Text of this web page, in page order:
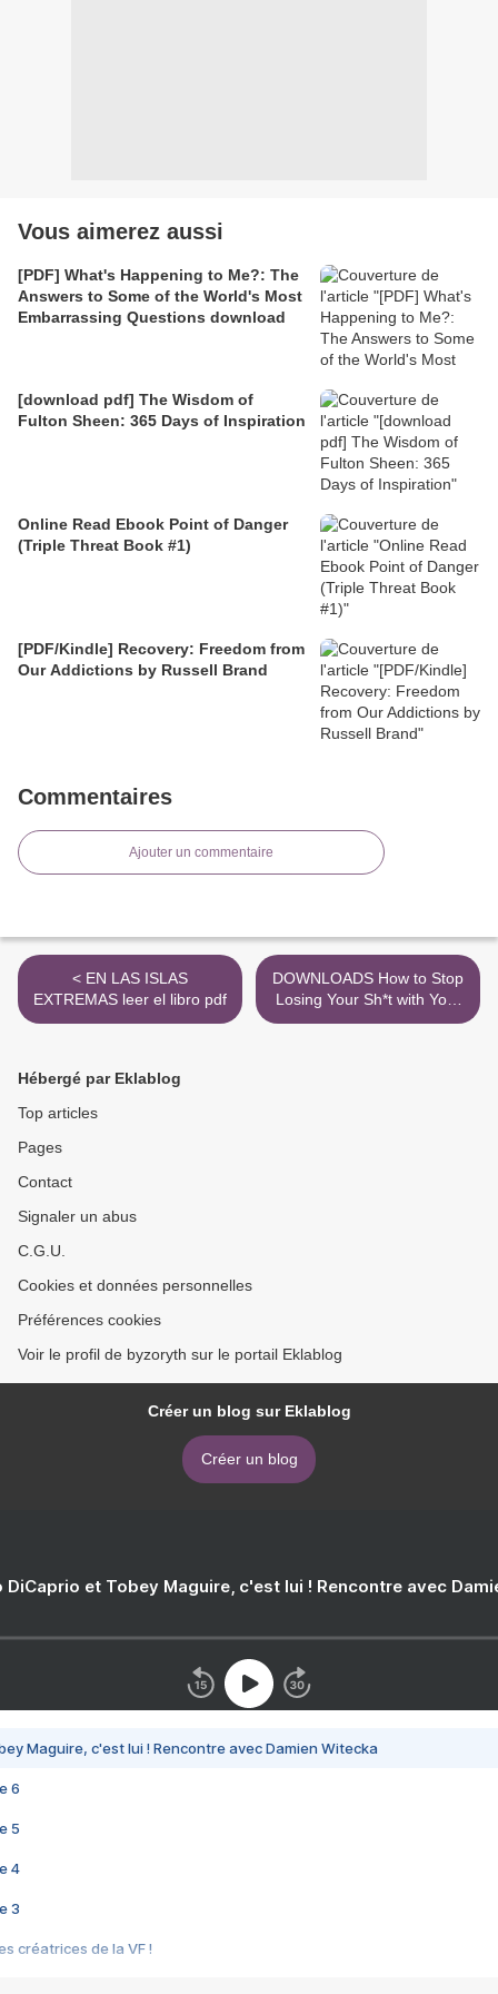
Vous aimerez aussi
[PDF] What's Happening to Me?: The
Answers to Some of the World's Most
Embarrassing Questions download
[download pdf] The Wisdom of
Fulton Sheen: 365 Days of Inspiration
Online Read Ebook Point of Danger
(Triple Threat Book #1)
[PDF/Kindle] Recovery: Freedom from
Our Addictions by Russell Brand
Commentaires
Ajouter un commentaire
< EN LAS ISLAS
EXTREMAS leer el libro pdf
DOWNLOADS How to Stop
Losing Your Sh*t with Your
Kids: A Practical Guide to
Hébergé par Eklablog
Top articles
Pages
Contact
Signaler un abus
C.G.U.
Cookies et données personnelles
Préférences cookies
Voir le profil de byzoryth sur le portail Eklablog
Créer un blog sur Eklablog
Créer un blog
DiCaprio et Tobey Maguire, c'est lui ! Rencontre avec
Maguire, c'est lui ! Rencontre avec Damien Witecka
6
5
4
3
créatrices de la VF !